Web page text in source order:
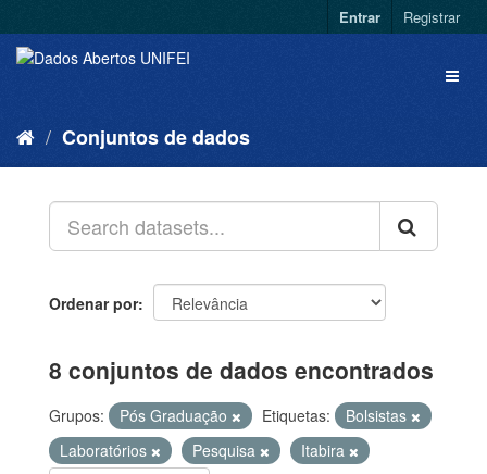
Entrar Registrar
Conjuntos de dados
Ordenar por
8 conjuntos de dados encontrados
Grupos: Pós Graduação Etiquetas:
Bolsistas
Laboratórios
Pesquisa
Itabira